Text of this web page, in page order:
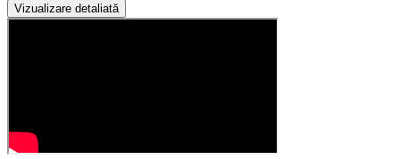
Vizualizare detaliată